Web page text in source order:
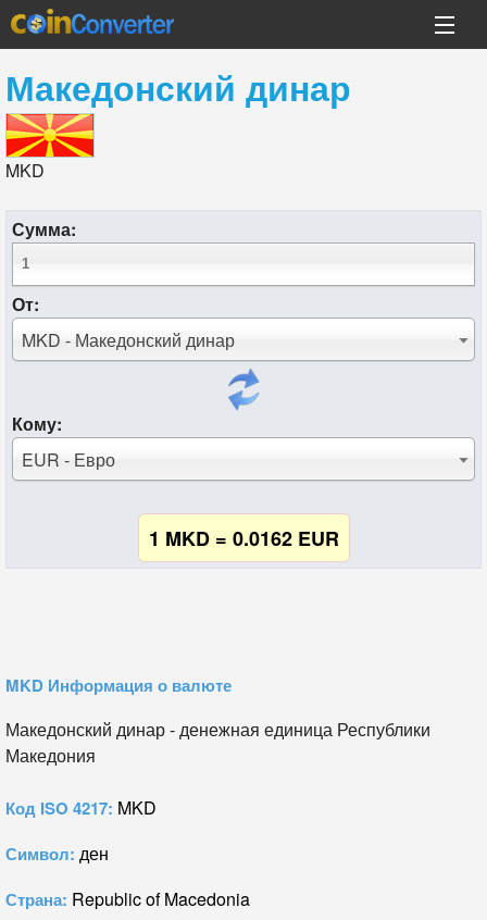
Македонский динар
MKD
Сумма:
От:
MKD - Македонский динар
Кому:
EUR - Евро
1 MKD = 0.0162 EUR
MKD Информация о валюте
Македонский динар - денежная единица Республики
Македония
Код ISO 4217: MKD
Символ: ден
Страна: Republic of Macedonia